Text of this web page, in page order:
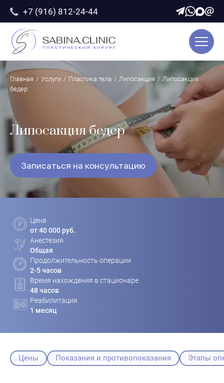
+7 (916) 812-24-44
УСЛУГИ
О ДОКТОРЕ
ФОТОГАЛЕРЕЯ
ОТЗЫВЫ
БЛОГ
Записаться на консультацию
welcome@sabina.clinic
Главная / Услуги / Пластика тела / Липосакция / Липосакция
бедер
Липосакция бедер
Записаться на консультацию
Цена
от 40 000 руб.
Анестезия
Общая
Продолжительность операции
2-5 часов
Время нахождения в стационаре
48 часов
Реабилитация
1 месяц
Цены Показания и противопоказания Этапы